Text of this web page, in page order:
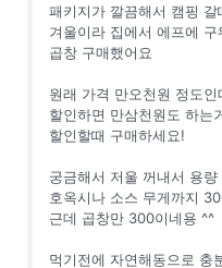
패키지가 깔끔해서 캠핑
겨울이라 집에서 에프에 구
곱창 구매했어요
원래 가격 만오천원 정도인
할인하면 만삼천원도 하는
할인할때 구매하세요!
궁금해서 저울 꺼내서 용량
호옥시나 소스 무게까지
근데 곱창만 300이네용 ^^
먹기전에 자연해동으로 충